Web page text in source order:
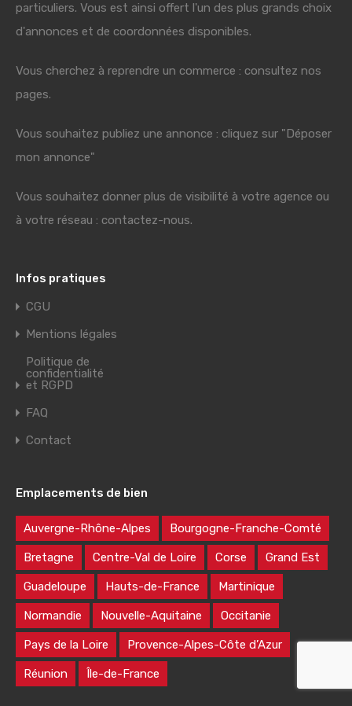
particuliers. Vous est ainsi offert l'un des plus grands choix
d'annonces et de coordonnées disponibles.
Vous cherchez à reprendre un commerce : consultez nos
pages.
Vous souhaitez publiez une annonce : cliquez sur "Déposer
mon annonce"
Vous souhaitez donner plus de visibilité à votre agence ou
à votre réseau : contactez-nous.
Infos pratiques
CGU
Mentions légales
Politique de
confidentialité
et RGPD
FAQ
Contact
Emplacements de bien
Auvergne-Rhône-Alpes Bourgogne-Franche-Comté
Bretagne Centre-Val de Loire Corse Grand Est
Guadeloupe Hauts-de-France Martinique
Normandie Nouvelle-Aquitaine Occitanie
Pays de la Loire Provence-Alpes-Côte d’Azur
Réunion Île-de-France